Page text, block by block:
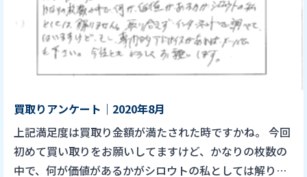
買取りアンケート｜2020年8月
上記満足度は買取り金額が満たされた時ですかね。 今回
初めて買い取りをお願いしてますけど、かなりの枚数の
中で、何が価値があるかがシロウトの私としては解りま